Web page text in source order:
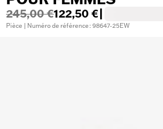
245,00 €122,50 €
Pièce | Numéro de référence : 98647-25EW